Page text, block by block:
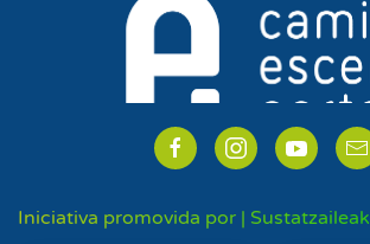
Iniciativa promovida por | Sustatzaileak